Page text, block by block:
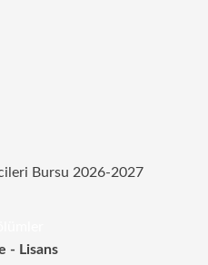
Bursu 2026-2027
- Lisans